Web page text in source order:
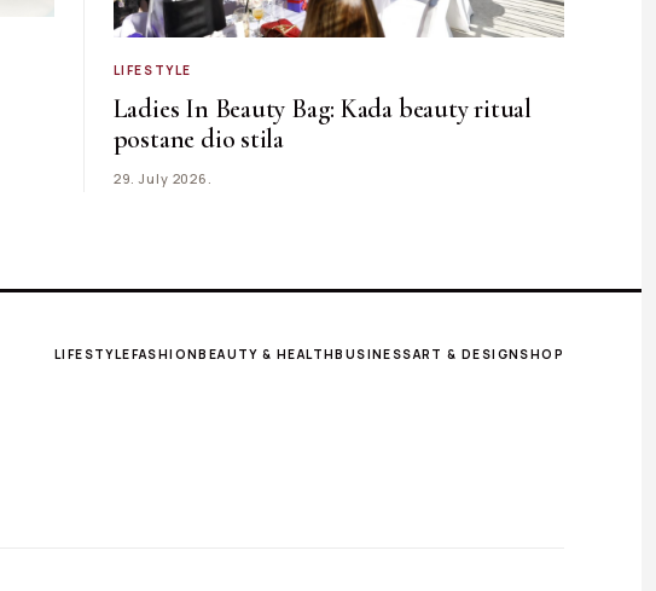
LIFESTYLE
Ladies In Beauty Bag: Kada beauty ritual
postane dio stila
29. July 2026.
LIFESTYLEFASHIONBEAUTY & HEALTHBUSINESSART & DESIGNSHOP